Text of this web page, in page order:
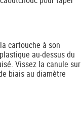
cartouche à son
au-dessus du
Vissez la canule sur
biais au diamètre